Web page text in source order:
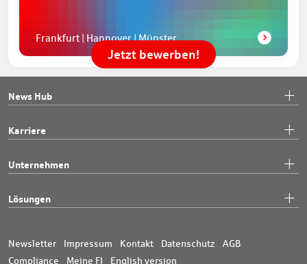
Jetzt bewerben!
Frankfurt | Hannover | Münster
News Hub
Karriere
Unternehmen
Lösungen
Newsletter Impressum Kontakt Datenschutz
AGB
Compliance
Meine FI English version